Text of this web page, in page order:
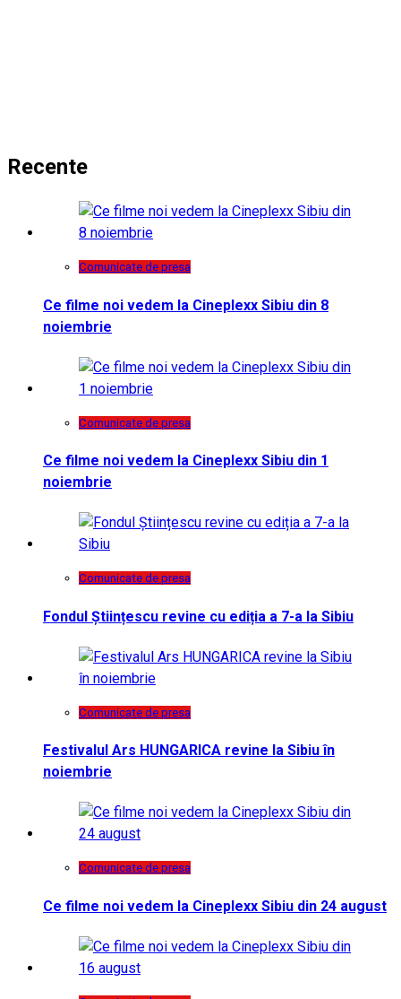
Recente
Comunicate de presa
Ce filme noi vedem la Cineplexx Sibiu din 8
noiembrie
Comunicate de presa
Ce filme noi vedem la Cineplexx Sibiu din 1
noiembrie
Comunicate de presa
Fondul Științescu revine cu ediția a 7-a la Sibiu
Comunicate de presa
Festivalul Ars HUNGARICA revine la Sibiu în
noiembrie
Comunicate de presa
Ce filme noi vedem la Cineplexx Sibiu din 24 august